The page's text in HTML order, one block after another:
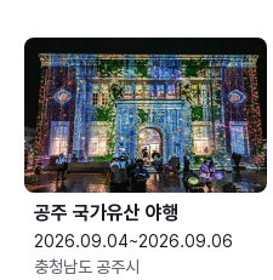
공주 국가유산 야행
2026.09.04~2026.09.06
충청남도 공주시